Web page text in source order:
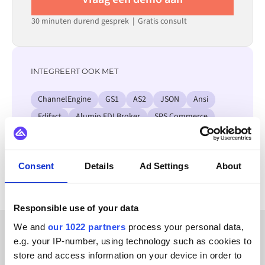
Consent Details Ad Settings About
Responsible use of your data
We and our 1022 partners process your personal data,
e.g. your IP-number, using technology such as cookies to
store and access information on your device in order to
30 minuten durend gesprek | Gratis consult
INTEGREERT OOK MET
ChannelEngine GS1 AS2 JSON
Ansi
Edifact
Alumio EDI Broker SPS Commerce
Bekijk alle Jetshop integraties
KLANTVERHALEN